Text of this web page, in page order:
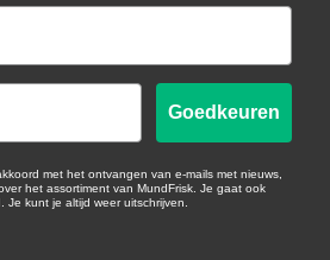
Goedkeuren
met het ontvangen van e-mails met nieuws,
het assortiment van MundFrisk. Je gaat ook
kunt je altijd weer uitschrijven.